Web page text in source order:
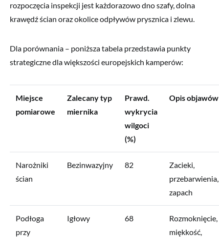
rozpoczęcia inspekcji jest każdorazowo dno szafy, dolna
krawędź ścian oraz okolice odpływów prysznica i zlewu.
Dla porównania – poniższa tabela przedstawia punkty
strategiczne dla większości europejskich kamperów:
Miejsce
pomiarowe
Zalecany typ
miernika
Prawd.
wykrycia
wilgoci
(%)
Opis objawów
Narożniki
ścian
Bezinwazyjny 82
Zacieki,
przebarwienia,
zapach
Podłoga
przy
Igłowy 68
Rozmoknięcie,
miękkość,